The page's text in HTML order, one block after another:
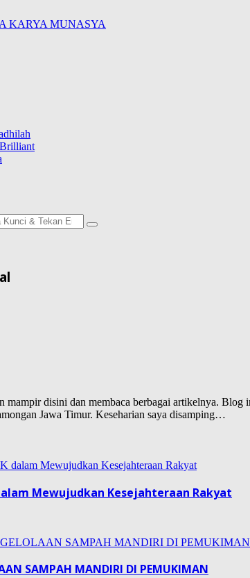
berbagi berbagai hal di sekitarnya
mampir disini dan membaca berbagai artikelnya.
Jawa Timur. Keseharian saya disamping…
Mewujudkan Kesejahteraan Rakyat
SAMPAH MANDIRI DI PEMUKIMAN